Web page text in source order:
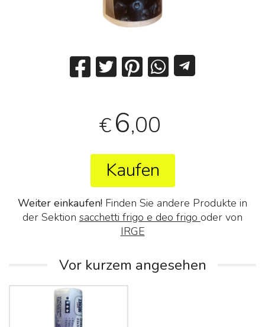
€6,00
Kaufen
Weiter einkaufen! Finden Sie andere Produkte in
der Sektion sacchetti frigo e deo frigo oder von
IRGE
Vor kurzem angesehen